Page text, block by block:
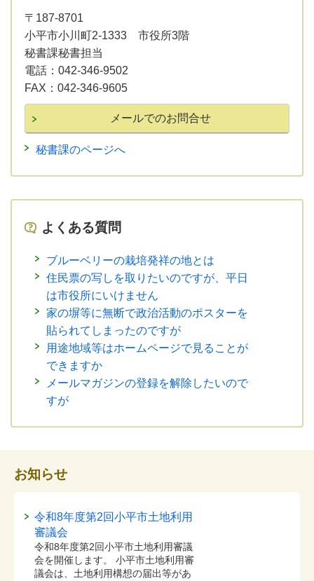
〒187-8701
小平市小川町2-1333 市役所3階
秘書課秘書担当
電話： 042-346-9502
FAX： 042-346-9605
秘書課のページへ
よくある質問
ブルーベリーの栽培発祥の地とは
住民票の写しを取りたいのですが、平日
は市役所にいけません
家の塀等に無断で政治活動のポスターを
貼られてしまったのですが
用途地域等はホームページで見ることが
できますか
メールマガジンの登録を解除したいので
すが
お知らせ
令和8年度第2回小平市土地利用
審議会
令和8年度第2回小平市土地利用審議
会を開催します。 小平市土地利用審
議会は、土地利用構想の届出等があ